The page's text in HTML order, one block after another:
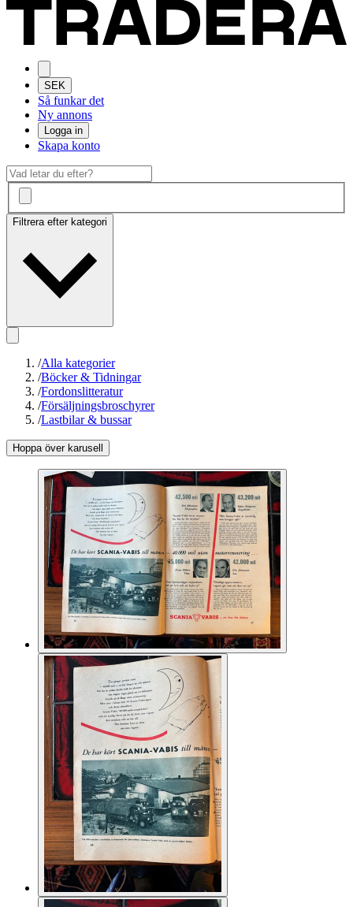
SEK
Så funkar det
Ny annons
Logga in
Skapa konto
Filtrera efter kategori
/Alla kategorier
/Böcker & Tidningar
/Fordonslitteratur
/Försäljningsbroschyrer
/Lastbilar & bussar
Hoppa över karusell